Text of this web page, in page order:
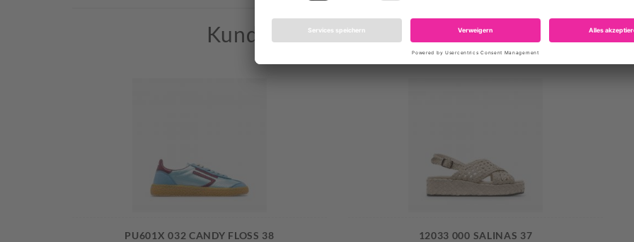
Kunden, die diesen Artikel gekauft haben,
PU601X 032 CANDY FLOSS 38 12033 000 SALINAS 37